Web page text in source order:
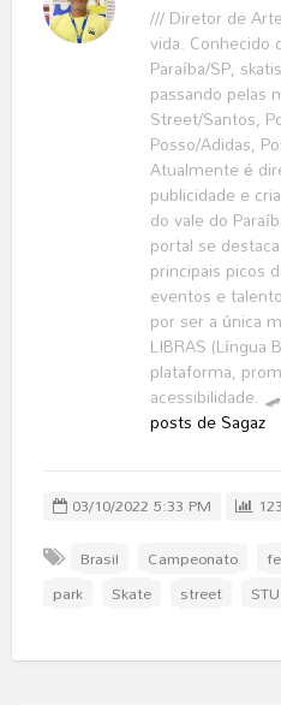
/// Diretor de
vida. Conhecido
Paraíba/SP,
passando pelas
Street/Santos,
Posso/Adidas,
Atualmente é
publicidade e
do vale do
portal se
principais picos
eventos e
por ser a única
LIBRAS (Língua
plataforma,
acessibilidade.
posts de Sagaz
03/10/2022 5:33 PM
Brasil
Campeonato
park
Skate street